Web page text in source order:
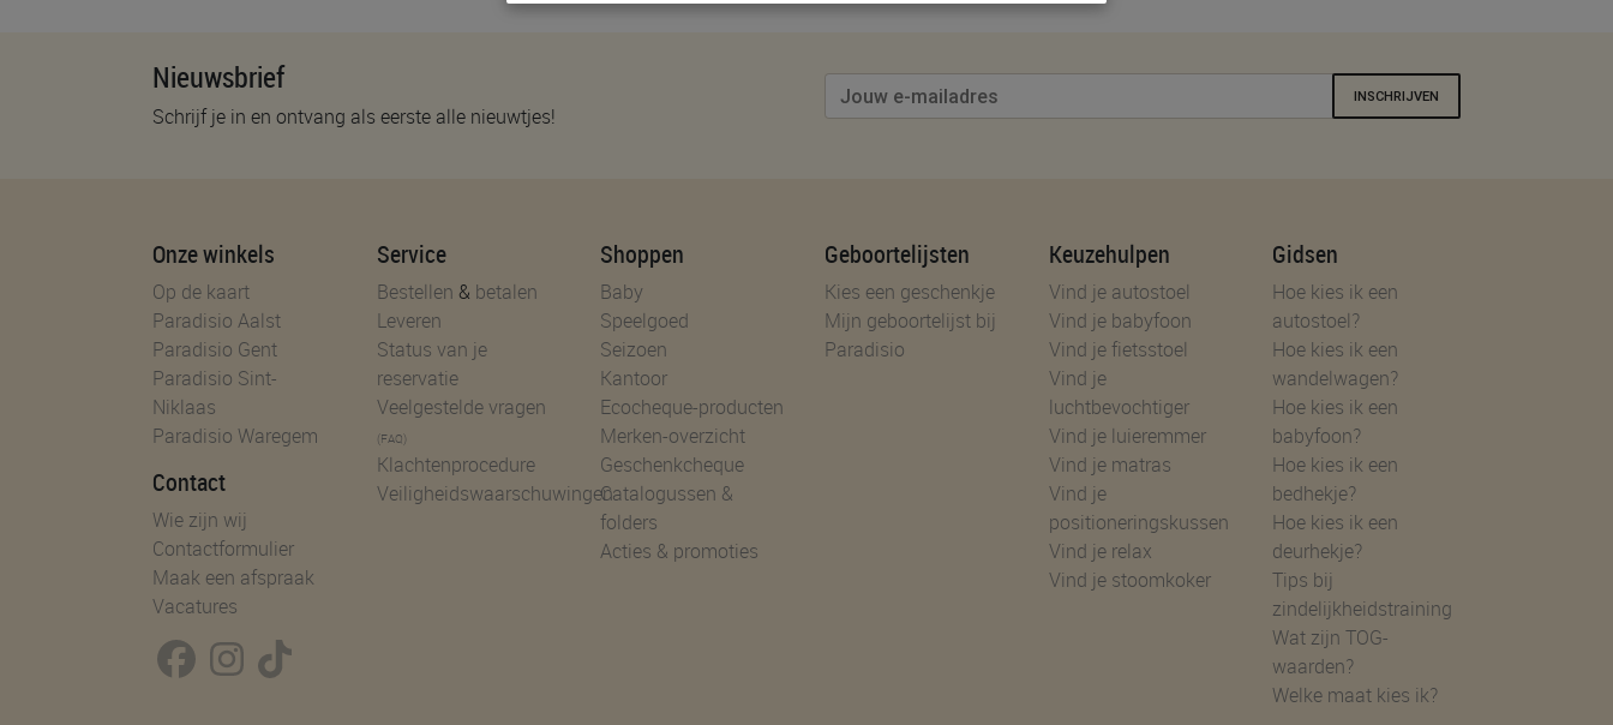
Nieuwsbrief
Schrijf je in en ontvang als eerste alle nieuwtjes!
INSCHRIJVEN
Onze winkels
Op de kaart
Paradisio Aalst
Paradisio Gent
Paradisio Sint-
Niklaas
Paradisio Waregem
Contact
Wie zijn wij
Contactformulier
Maak een afspraak
Vacatures
Service
Bestellen & betalen
Leveren
Status van je
reservatie
Veelgestelde vragen
(FAQ)
Klachtenprocedure
Veiligheidswaarschuwingen
Shoppen
Baby
Speelgoed
Seizoen
Kantoor
Ecocheque-producten
Merken-overzicht
Geschenkcheque
Catalogussen &
folders
Acties & promoties
Geboortelijsten
Kies een geschenkje
Mijn geboortelijst bij
Paradisio
Keuzehulpen
Vind je autostoel
Vind je babyfoon
Vind je fietsstoel
Vind je
luchtbevochtiger
Vind je luieremmer
Vind je matras
Vind je
positioneringskussen
Vind je relax
Vind je stoomkoker
Gidsen
Hoe kies ik een
autostoel?
Hoe kies ik een
wandelwagen?
Hoe kies ik een
babyfoon?
Hoe kies ik een
bedhekje?
Hoe kies ik een
deurhekje?
Tips bij
zindelijkheidstraining
Wat zijn TOG-
waarden?
Welke maat kies ik?